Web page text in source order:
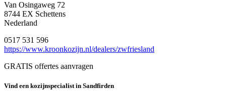
Van Osingaweg 72
8744 EX Schettens
Nederland
0517 531 596
https://www.kroonkozijn.nl/dealers/zwfriesland
GRATIS offertes aanvragen
Vind een kozijnspecialist in Sandfirden